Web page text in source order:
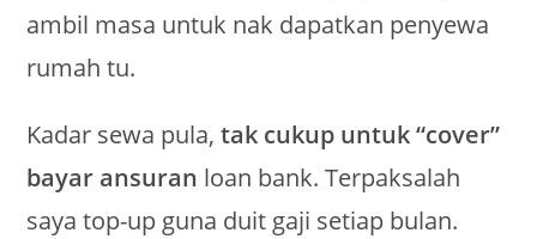
ambil masa untuk nak dapatkan penyewa
rumah tu.
Kadar sewa pula,tak cukup untuk “cover”
bayar ansuran loan bank. Terpaksalah
saya top-up guna duit gaji setiap bulan.